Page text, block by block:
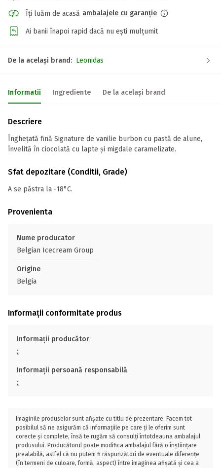
Îți luăm de acasă ambalajele cu garanție
Ai banii înapoi rapid dacă nu ești mulțumit
De la același brand: Leonidas
Informatii Ingrediente De la același brand
Descriere
Înghețată fină Signature de vanilie burbon cu pastă de alune,
învelită în ciocolată cu lapte și migdale caramelizate.
Sfat depozitare (Conditii, Grade)
A se păstra la -18°C.
Provenienta
Nume producator
Belgian Icecream Group
Origine
Belgia
Informații conformitate produs
Informații producător
;;
Informații persoană responsabilă
;;
Imaginile produselor sunt afișate cu titlu de prezentare. Facem tot
posibilul să ne asigurăm că informațiile pe care ți le oferim sunt
corecte și complete, însă te rugăm să consulți întotdeauna ambalajul
produsului. Producătorul poate modifica ambalajul fără o înștiințare
prealabilă, astfel că nu putem fi răspunzători de eventuale diferențe
(în termeni de culoare, formă, aspect) între imaginea afișată și cea a